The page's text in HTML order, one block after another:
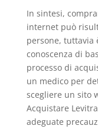
In sintesi,
internet può
persone, tuttavia
conoscenza di
processo di
un medico per
scegliere un sito
Acquistare
adeguate